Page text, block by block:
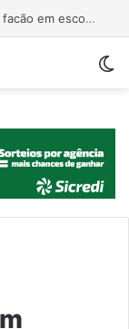
Homem é preso com revólver de numeração raspada em Teutônia